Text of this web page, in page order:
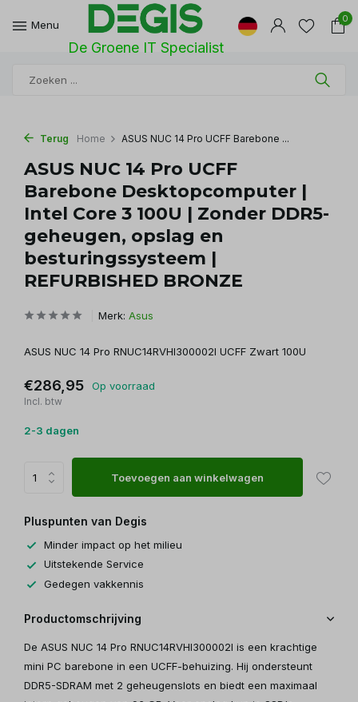
Menu
De Groene IT Specialist
0
Terug Home ASUS NUC 14 Pro UCFF Barebone ...
ASUS NUC 14 Pro UCFF
Barebone Desktopcomputer |
Intel Core 3 100U | Zonder DDR5-
geheugen, opslag en
besturingssysteem |
REFURBISHED BRONZE
Merk: Asus
ASUS NUC 14 Pro RNUC14RVHI300002I UCFF Zwart 100U
€286,95 Op voorraad
Incl. btw
2-3 dagen
Toevoegen aan winkelwagen
Pluspunten van Degis
Minder impact op het milieu
Uitstekende Service
Gedegen vakkennis
Productomschrijving
De ASUS NUC 14 Pro RNUC14RVHI300002I is een krachtige
mini PC barebone in een UCFF-behuizing. Hij ondersteunt
DDR5-SDRAM met 2 geheugenslots en biedt een maximaal